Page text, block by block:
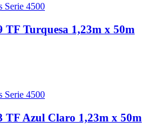
Serie 4500
TF Turquesa 1,23m x 50m
Serie 4500
TF Azul Claro 1,23m x 50m